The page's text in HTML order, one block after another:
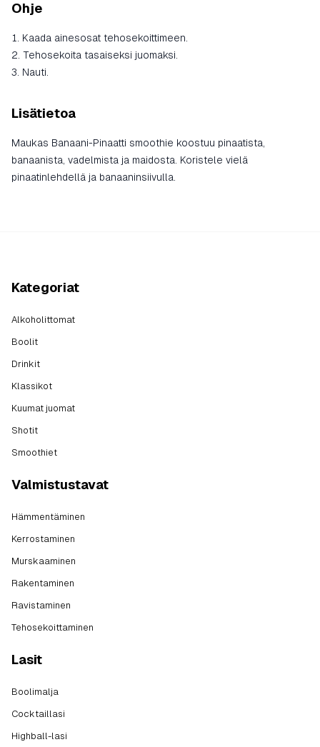
Ohje
Kaada ainesosat tehosekoittimeen.
Tehosekoita tasaiseksi juomaksi.
Nauti.
Lisätietoa
Maukas Banaani-Pinaatti smoothie koostuu pinaatista,
banaanista, vadelmista ja maidosta. Koristele vielä
pinaatinlehdellä ja banaaninsiivulla.
Kategoriat
Alkoholittomat
Boolit
Drinkit
Klassikot
Kuumat juomat
Shotit
Smoothiet
Valmistustavat
Hämmentäminen
Kerrostaminen
Murskaaminen
Rakentaminen
Ravistaminen
Tehosekoittaminen
Lasit
Boolimalja
Cocktaillasi
Highball-lasi